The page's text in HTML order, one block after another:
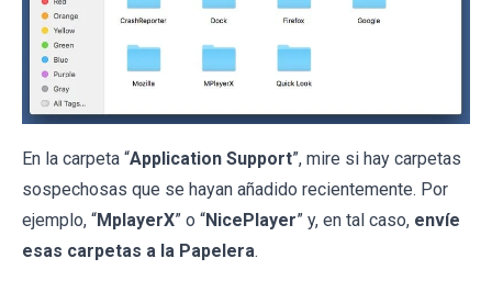
En la carpeta “Application Support”, mire si hay carpetas
sospechosas que se hayan añadido recientemente. Por
ejemplo, “MplayerX” o “NicePlayer” y, en tal caso, envíe
esas carpetas a la Papelera.